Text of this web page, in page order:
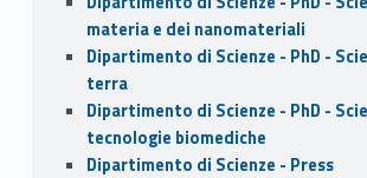
materia e dei nanomateriali
Dipartimento di Scienze - PhD -
terra
Dipartimento di Scienze - PhD -
tecnologie biomediche
Dipartimento di Scienze - Press